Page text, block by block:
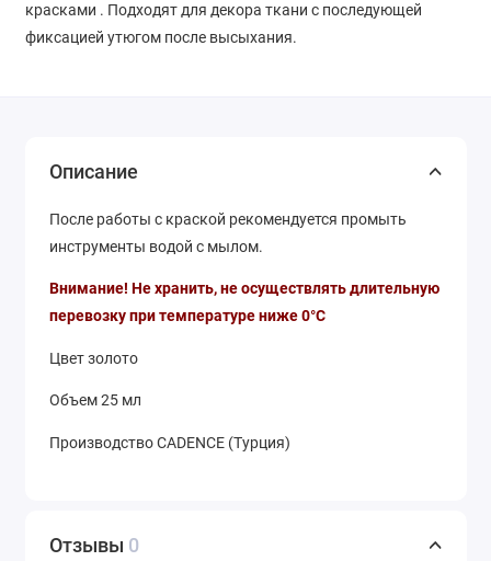
красками . Подходят для декора ткани с последующей
фиксацией утюгом после высыхания.
Описание
После работы с краской рекомендуется промыть
инструменты водой с мылом.
Внимание! Не хранить, не осуществлять длительную
перевозку при температуре ниже 0°С
Цвет золото
Объем 25 мл
Производство CADENCE (Турция)
Отзывы 0